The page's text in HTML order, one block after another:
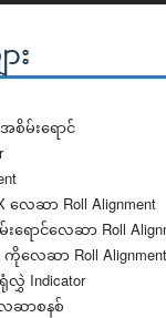
း
မ်းရောင်
လေဆာ Roll Alignment
းရောင်လေဆာ Roll
ကိုလေဆာ Roll Alignment
Indicator
ေဆာစနစ်